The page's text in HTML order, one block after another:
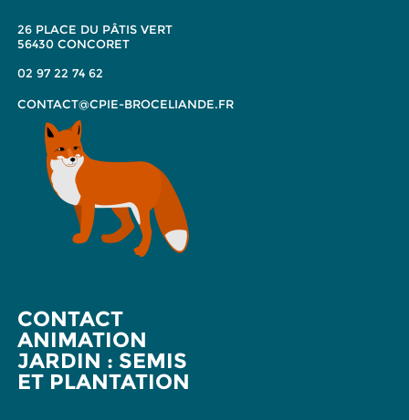
26 PLACE DU PÂTIS VERT
56430 CONCORET
02 97 22 74 62
CONTACT@CPIE-BROCELIANDE.FR
CONTACT
ANIMATION
JARDIN : SEMIS
ET PLANTATION